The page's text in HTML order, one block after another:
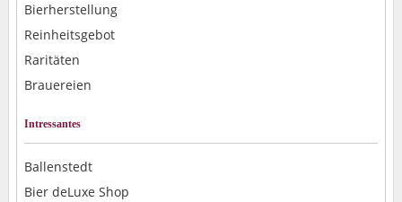
Bierherstellung
Reinheitsgebot
Raritäten
Brauereien
Intressantes
Ballenstedt
Bier deLuxe Shop